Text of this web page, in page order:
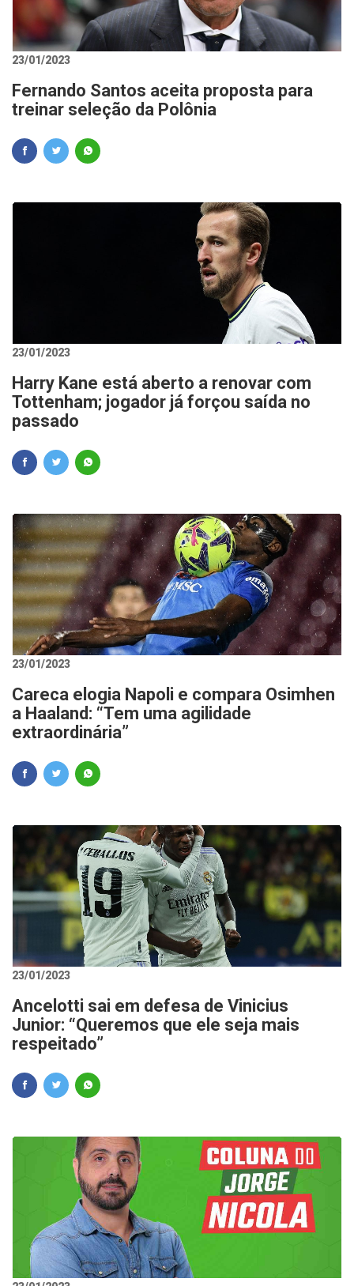
23/01/2023
Fernando Santos aceita proposta para
treinar seleção da Polônia
23/01/2023
Harry Kane está aberto a renovar com
Tottenham; jogador já forçou saída no
passado
23/01/2023
Careca elogia Napoli e compara Osimhen
a Haaland: “Tem uma agilidade
extraordinária”
23/01/2023
Ancelotti sai em defesa de Vinicius
Junior: “Queremos que ele seja mais
respeitado”